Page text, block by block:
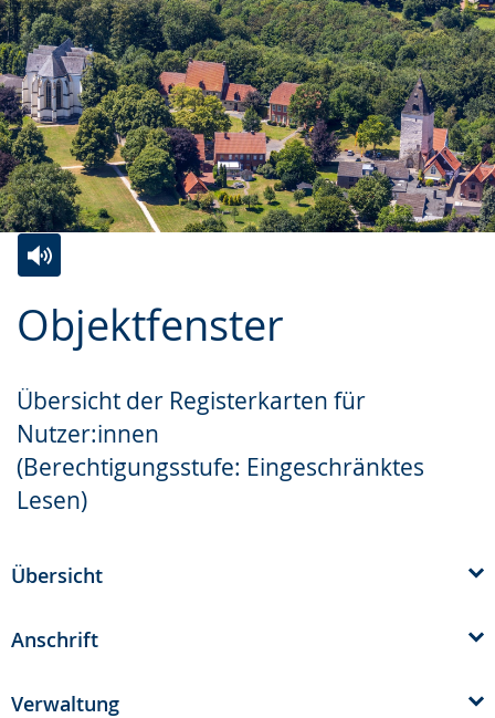
Objektfenster
Übersicht der Registerkarten für
Nutzer:innen
(Berechtigungsstufe: Eingeschränktes
Lesen)
Leichten
Sprache
wechseln.
Audio-
Unterstützung.
Video
Deutscher
Gebärdensprache
wird
angezeigt.
Übersicht
Anschrift
Verwaltung